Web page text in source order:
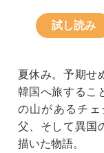
試し読み
夏休み。予期せ
韓国へ旅するこ
の山があるチ
父、そして異国
描いた物語。